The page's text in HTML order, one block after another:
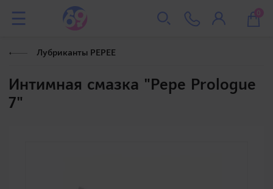
0
Лубриканты PEPEE
Интимная смазка "Pepe Prologue
7"